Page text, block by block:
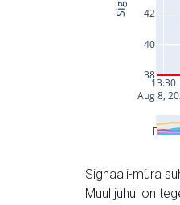
Signaali-müra
Muul juhul on